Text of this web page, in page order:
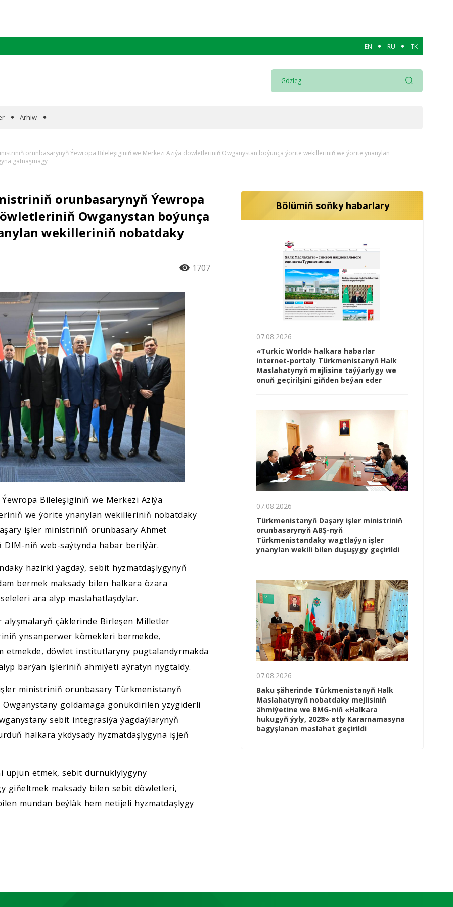
EN RU TK
Arhiw
orunbasarynyň Ýewropa Bileleşiginiň we Merkezi Aziýa döwletleriniň Owganystan boýunça ýörite wekilleriniň we ýörite ynanylan
gatnaşmagy
orunbasarynyň Ýewropa
Owganystan boýunça
wekilleriniň nobatdaky
1707
Bileleşiginiň we Merkezi Aziýa
we ýörite ynanylan wekilleriniň nobatdaky
işler ministriniň orunbasary Ahmet
niň web-saýtynda habar berilýär.
häzirki ýagdaý, sebit hyzmatdaşlygynyň
bermek maksady bilen halkara özara
ara alyp maslahatlaşdylar.
çäklerinde Birleşen Milletler
ynsanperwer kömekleri bermekde,
etmekde, döwlet institutlaryny pugtalandyrmakda
barýan işleriniň ähmiýeti aýratyn nygtaldy.
ministriniň orunbasary Türkmenistanyň
goldamaga gönükdirilen yzygiderli
sebit integrasiýa ýagdaýlarynyň
halkara ykdysady hyzmatdaşlygyna işjeň
üpjün etmek, sebit durnuklylygyny
giňeltmek maksady bilen sebit döwletleri,
mundan beýläk hem netijeli hyzmatdaşlygy
Bölümiň soňky habarlary
07.08.2026
«Turkic World» halkara habarlar
internet-portaly Türkmenistanyň Halk
Maslahatynyň mejlisine taýýarlygy we
onuň geçirilşini giňden beýan eder
07.08.2026
Türkmenistanyň Daşary işler ministriniň
orunbasarynyň ABŞ-nyň
Türkmenistandaky wagtlaýyn işler
ynanylan wekili bilen duşuşygy geçirildi
07.08.2026
Baku şäherinde Türkmenistanyň Halk
Maslahatynyň nobatdaky mejlisiniň
ähmiýetine we BMG-niň «Halkara
hukugyň ýyly, 2028» atly Kararnamasyna
bagyşlanan maslahat geçirildi